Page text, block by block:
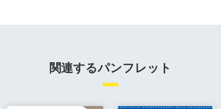
関連するパンフレット